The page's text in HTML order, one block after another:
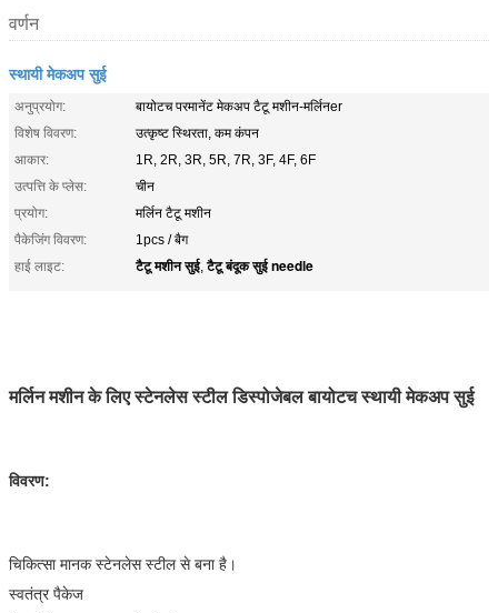
वर्णन
स्थायी मेकअप सुई
अनुप्रयोग:
बायोटच परमानेंट मेकअप टैटू मशीन-मर्लिनer
विशेष विवरण:
उत्कृष्ट स्थिरता, कम कंपन
आकार:
1R, 2R, 3R, 5R, 7R, 3F, 4F, 6F
उत्पत्ति के प्लेस:
चीन
प्रयोग:
मर्लिन टैटू मशीन
पैकेजिंग विवरण:
1pcs / बैग
हाई लाइट:
टैटू मशीन सुई,टैटू बंदूक सुई needle
मर्लिन मशीन के लिए स्टेनलेस स्टील डिस्पोजेबल बायोटच स्थायी मेकअप सुई
विवरण:
चिकित्सा मानक स्टेनलेस स्टील से बना है।
स्वतंत्र पैकेज